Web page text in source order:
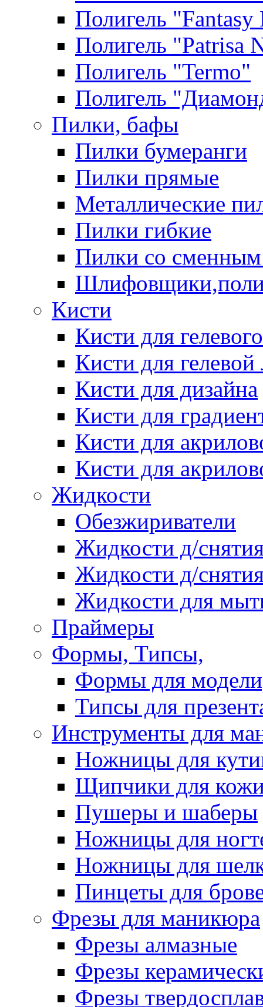
Полигель
Полигель "Patrisa
Полигель "Termo"
Полигель
Пилки, бафы
Пилки бумеранги
Пилки прямые
Металлические
Пилки гибкие
Пилки со сменным
Кисти
Кисти для
Кисти для гелевой
Кисти для дизайна
Кисти для
Кисти для
Кисти для
Жидкости
Обезжириватели
Жидкости д/
Жидкости д/
Жидкости для
Праймеры
Формы, Типсы,
Формы для
Типсы для
Инструменты для
Ножницы для
Щипчики для
Пушеры и шаберы
Ножницы для
Ножницы для
Пинцеты для
Фрезы для маникюра
Фрезы алмазные
Фрезы
Фрезы